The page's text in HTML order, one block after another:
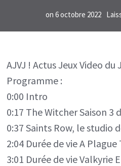
on 6 octobre 2022
AJVJ ! Actus Jeux Video du
Programme :
0:00 Intro
0:17 The Witcher Saison 3
0:37 Saints Row, le studio
2:04 Durée de vie A
3:01 Durée de vie Valkyrie